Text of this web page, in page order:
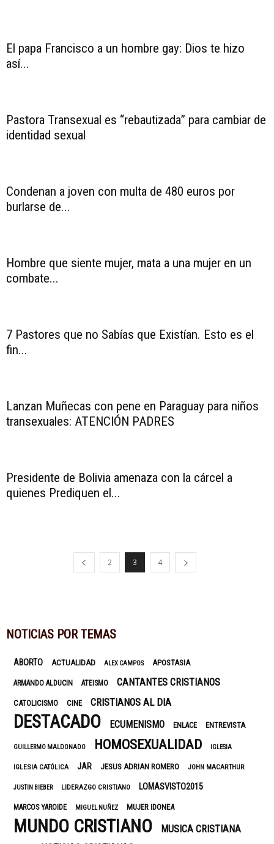
El papa Francisco a un hombre gay: Dios te hizo
así...
Pastora Transexual es “rebautizada” para cambiar de
identidad sexual
Condenan a joven con multa de 480 euros por
burlarse de...
Hombre que siente mujer, mata a una mujer en un
combate...
7 Pastores que no Sabías que Existían. Esto es el
fin...
Lanzan Muñecas con pene en Paraguay para niños
transexuales: ATENCIÓN PADRES
Presidente de Bolivia amenaza con la cárcel a
quienes Prediquen el...
2 3 4
NOTICIAS POR TEMAS
ABORTO ACTUALIDAD ALEX CAMPOS APOSTASIA
ARMANDO ALDUCIN ATEISMO CANTANTES CRISTIANOS
CATOLICISMO CINE CRISTIANOS AL DIA
DESTACADO ECUMENISMO ENLACE ENTREVISTA
GUILLERMO MALDONADO HOMOSEXUALIDAD IGLESIA
IGLESIA CATÓLICA JAR JESUS ADRIAN ROMERO JOHN MACARTHUR
JUSTIN BIEBER LIDERAZGO CRISTIANO LOMASVISTO2015
MARCOS YAROIDE MIGUEL NUÑEZ MUJER IDONEA
MUNDO CRISTIANO MUSICA CRISTIANA